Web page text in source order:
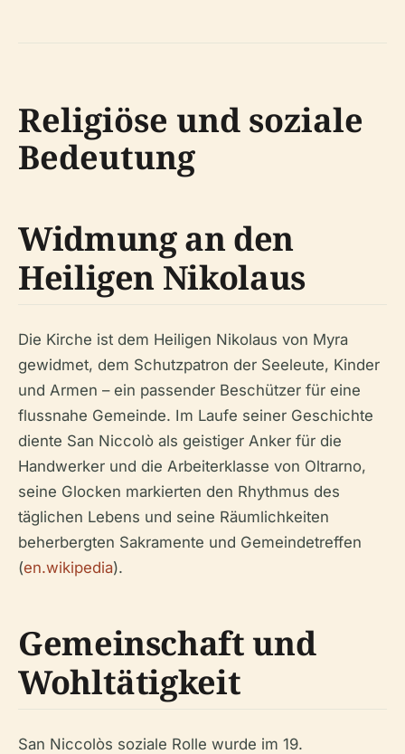
Religiöse und soziale
Bedeutung
Widmung an den
Heiligen Nikolaus
Die Kirche ist dem Heiligen Nikolaus von Myra
gewidmet, dem Schutzpatron der Seeleute, Kinder
und Armen – ein passender Beschützer für eine
flussnahe Gemeinde. Im Laufe seiner Geschichte
diente San Niccolò als geistiger Anker für die
Handwerker und die Arbeiterklasse von Oltrarno,
seine Glocken markierten den Rhythmus des
täglichen Lebens und seine Räumlichkeiten
beherbergten Sakramente und Gemeindetreffen
(en.wikipedia).
Gemeinschaft und
Wohltätigkeit
San Niccolòs soziale Rolle wurde im 19.